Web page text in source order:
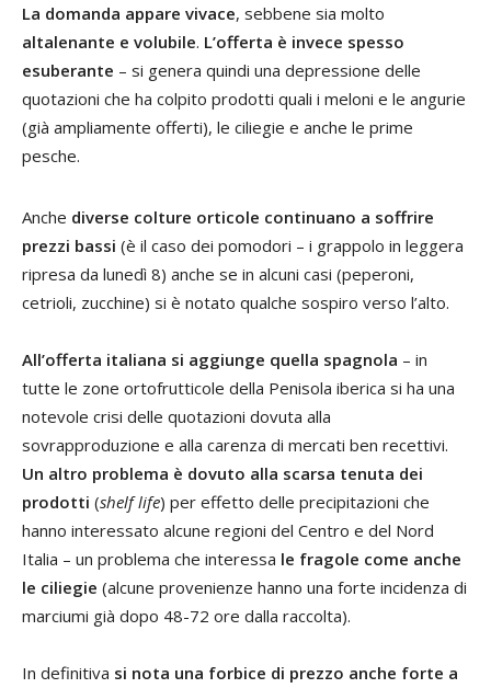
La domanda appare vivace, sebbene sia molto
altalenante e volubile. L’offerta è invece spesso
esuberante – si genera quindi una depressione delle
quotazioni che ha colpito prodotti quali i meloni e le angurie
(già ampliamente offerti), le ciliegie e anche le prime
pesche.
Anche diverse colture orticole continuano a soffrire
prezzi bassi (è il caso dei pomodori – i grappolo in leggera
ripresa da lunedì 8) anche se in alcuni casi (peperoni,
cetrioli, zucchine) si è notato qualche sospiro verso l’alto.
All’offerta italiana si aggiunge quella spagnola – in
tutte le zone ortofrutticole della Penisola iberica si ha una
notevole crisi delle quotazioni dovuta alla
sovrapproduzione e alla carenza di mercati ben recettivi.
Un altro problema è dovuto alla scarsa tenuta dei
prodotti (shelf life) per effetto delle precipitazioni che
hanno interessato alcune regioni del Centro e del Nord
Italia – un problema che interessa le fragole come anche
le ciliegie (alcune provenienze hanno una forte incidenza di
marciumi già dopo 48-72 ore dalla raccolta).
In definitiva si nota una forbice di prezzo anche forte a